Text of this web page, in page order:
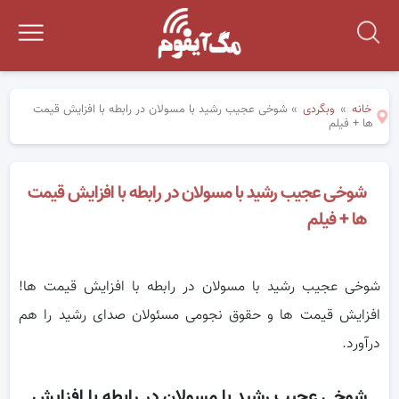
خانه » وبگردی »شوخی عجیب رشید با مسولان در رابطه با افزایش قیمت
ها + فیلم
شوخی عجیب رشید با مسولان در رابطه با افزایش قیمت
ها + فیلم
شوخی عجیب رشید با مسولان در رابطه با افزایش قیمت ها!
افزایش قیمت ها و حقوق نجومی مسئولان صدای رشید را هم
درآورد.